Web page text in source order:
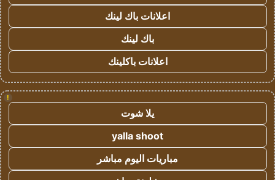
اعلانات باك لينك
باك لينك
اعلانات باكلينك
!
يلا شوت
yalla shoot
مباريات اليوم مباشر